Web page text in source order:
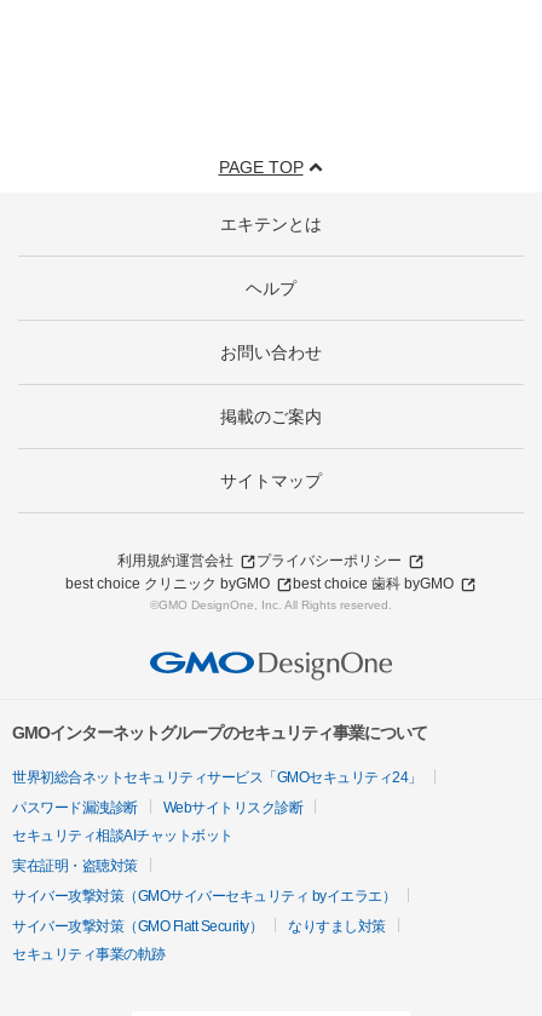
PAGE TOP
エキテンとは
ヘルプ
お問い合わせ
掲載のご案内
サイトマップ
利用規約運営会社
プライバシーポリシー
best choice クリニック byGMO
best choice 歯科 byGMO
©GMO DesignOne, Inc. All Rights reserved.
GMOインターネットグループのセキュリティ事業について
世界初総合ネットセキュリティサービス「GMOセキュリティ24」
パスワード漏洩診断
Webサイトリスク診断
セキュリティ相談AIチャットボット
実在証明・盗聴対策
サイバー攻撃対策（GMOサイバーセキュリティ byイエラエ）
サイバー攻撃対策（GMO Flatt Security）
なりすまし対策
セキュリティ事業の軌跡